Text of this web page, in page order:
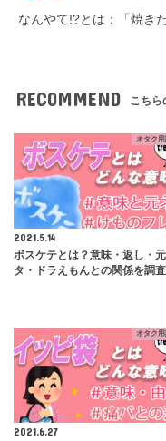
なんやて!?とは：「焼き
RECOMMEND こちら
オタク
2021.5.14
ボスケテとは？意味・返し・
タ・ドラえもんとの関係を調査
オタク
2021.6.27